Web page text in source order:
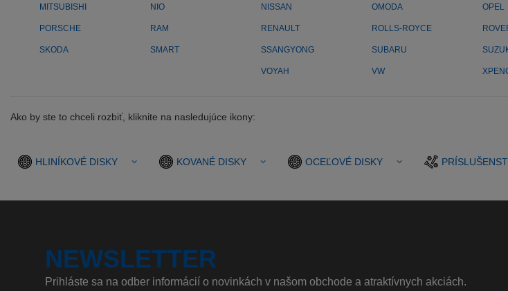
MITSUBISHI NIO NISSAN OMODA OPEL
PORSCHE RAM RENAULT ROLLS-ROYCE
SKODA SMART SSANGYONG SUBARU
VOYAH VW
Ako by ste to chceli rozbiť, kliknite na nasledujúce ikony:
HLINÍKOVÉ DISKY KOVANÉ DISKY OCEĽOVÉ DISKY
NEWSLETTER
Prihláste sa na odber informácií o novinkách v našom obchode a atraktívnych akciách.